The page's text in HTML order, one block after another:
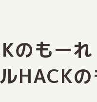
のもー
HACKの